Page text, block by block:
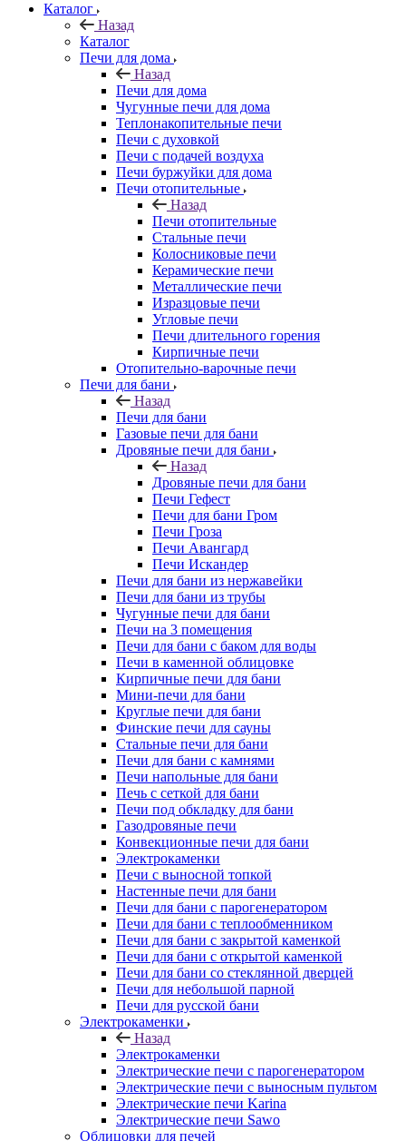
Каталог
Назад
Каталог
Печи для дома
Назад
Печи для дома
Чугунные печи для дома
Теплонакопительные печи
Печи с духовкой
Печи с подачей воздуха
Печи буржуйки для дома
Печи отопительные
Назад
Печи отопительные
Стальные печи
Колосниковые печи
Керамические печи
Металлические печи
Изразцовые печи
Угловые печи
Печи длительного горения
Кирпичные печи
Отопительно-варочные печи
Печи для бани
Назад
Печи для бани
Газовые печи для бани
Дровяные печи для бани
Назад
Дровяные печи для бани
Печи Гефест
Печи для бани Гром
Печи Гроза
Печи Авангард
Печи Искандер
Печи для бани из нержавейки
Печи для бани из трубы
Чугунные печи для бани
Печи на 3 помещения
Печи для бани с баком для воды
Печи в каменной облицовке
Кирпичные печи для бани
Мини-печи для бани
Круглые печи для бани
Финские печи для сауны
Стальные печи для бани
Печи для бани с камнями
Печи напольные для бани
Печь с сеткой для бани
Печи под обкладку для бани
Газодровяные печи
Конвекционные печи для бани
Электрокаменки
Печи с выносной топкой
Настенные печи для бани
Печи для бани с парогенератором
Печи для бани с теплообменником
Печи для бани с закрытой каменкой
Печи для бани с открытой каменкой
Печи для бани со стеклянной дверцей
Печи для небольшой парной
Печи для русской бани
Электрокаменки
Назад
Электрокаменки
Электрические печи с парогенератором
Электрические печи с выносным пультом
Электрические печи Karina
Электрические печи Sawo
Облицовки для печей